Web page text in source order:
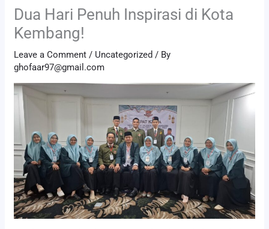
Dua Hari Penuh Inspirasi di Kota
Kembang!
Leave a Comment / Uncategorized / By
ghofaar97@gmail.com